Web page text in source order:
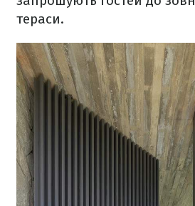
тераси.